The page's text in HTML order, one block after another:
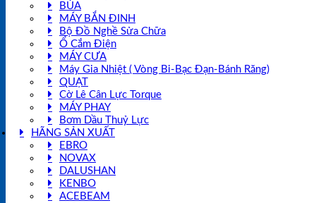
BÚA
MÁY BẮN ĐINH
Bộ Đồ Nghề Sửa Chữa
Ổ Cắm Điện
MÁY CƯA
Máy Gia Nhiệt ( Vòng Bi-Bạc Đạn-Bánh Răng)
QUẠT
Cờ Lê Cân Lực Torque
MÁY PHAY
Bơm Dầu Thuỷ Lực
HÃNG SẢN XUẤT
EBRO
NOVAX
DALUSHAN
KENBO
ACEBEAM